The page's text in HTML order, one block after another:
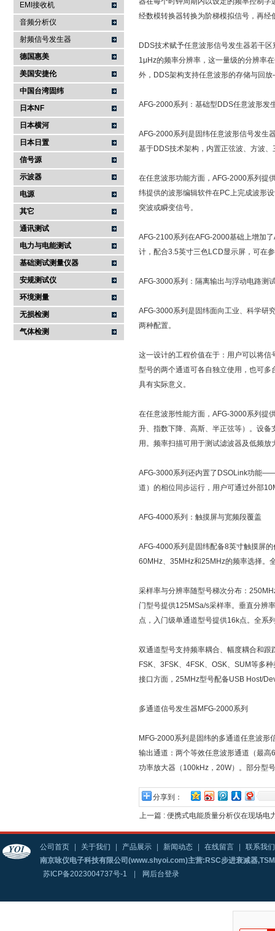
EMI接收机
音频分析仪
射频信号发生器
德国惠美
美国安捷伦
中国台湾固纬
日本NF
日本横河
日本日置
信号源
示波器
电源
其它
通讯测试
电力与电能测试
基础测试测量仪器
安规测试仪
环境测量
无损检测
气体检测
经数模转换器转换为阶梯模拟信号，再
DDS技术赋予任意波形信号发生器若干
1μHz的频率分辨率，这一量级的分辨率
外，DDS架构支持任意波形的存储与回
AFG-2000系列：基础型DDS任意波形发
AFG-2000系列是固纬任意波形信号发生
基于DDS技术架构，内置正弦波、方波
在任意波形功能方面，AFG-2000系列提
纬提供的波形编辑软件在PC上完成波形
突波或瞬变信号。
AFG-2100系列在AFG-2000基础上增加
计，配合3.5英寸三色LCD显示屏，可在
AFG-3000系列：隔离输出与浮动电路测
AFG-3000系列是固纬面向工业、科学研
两种配置。
这一设计的工程价值在于：用户可以将
型号的两个通道可各自独立使用，也可
具有实际意义。
在任意波形性能方面，AFG-3000系列提
升、指数下降、高斯、半正弦等）。设
用。频率扫描可用于测试滤波器及低频
AFG-3000系列还内置了DSOLink功能
道）的相位同步运行，用户可通过外部
AFG-4000系列：触摸屏与宽频段覆盖
AFG-4000系列是固纬配备8英寸触摸屏
60MHz、35MHz和25MHz的频率选择。
采样率与分辨率随型号梯次分布：
门型号提供125MSa/s采样率。垂直分辨
点，入门级单通道型号提供16k点。全系
双通道型号支持频率耦合、幅度耦合和
FSK、3FSK、4FSK、OSK、SUM等多
接口方面，25MHz型号配备USB Host/
多通道信号发生器MFG-2000系列
MFG-2000系列是固纬的多通道任意波
输出通道：两个等效任意波形通道（最
功率放大器（100kHz，20W）。部分型
分享到：
上一篇 : 便携式电能质量分析仪在现场电
公司首页 关于我们 产品展示 新闻动态 在线留言
联系我们
南京咏仪电子科技有限公司(www.shyoi.com)主营:RSC步进衰减器
苏ICP备2023004737号-1
网后台登录